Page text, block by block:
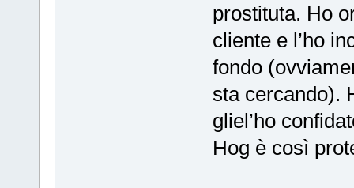
prostituta. Ho
cliente e l’ho
fondo
sta cercando).
gliel’ho
Hog è così